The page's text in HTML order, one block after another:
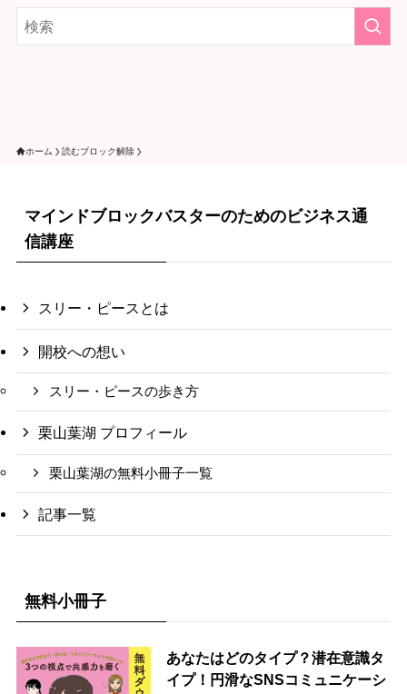
ホーム 読むブロック解除
マインドブロックバスターのためのビジネス通
信講座
スリー・ピースとは
開校への想い
スリー・ピースの歩き方
栗山葉湖 プロフィール
栗山葉湖の無料小冊子一覧
記事一覧
無料小冊子
あなたはどのタイプ？潜在意識タ
イプ！円滑なSNSコミュニケーシ